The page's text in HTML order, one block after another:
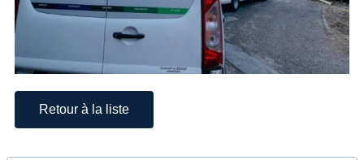
Retour à la liste